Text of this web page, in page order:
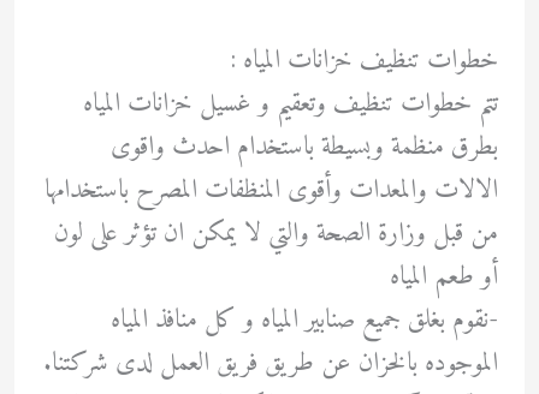
خطوات تنظيف خزانات المياه :
تتم خطوات تنظيف وتعقيم و غسيل خزانات المياه
بطرق منظمة وبسيطة باستخدام احدث واقوى
الالات والمعدات وأقوى المنظفات المصرح باستخدامها
من قبل وزارة الصحة والتي لا يمكن ان تؤثر على لون
أو طعم المياه
-نقوم بغلق جميع صنابير المياه و كل منافذ المياه
الموجوده بالخزان عن طريق فريق العمل لدى شركتنا.